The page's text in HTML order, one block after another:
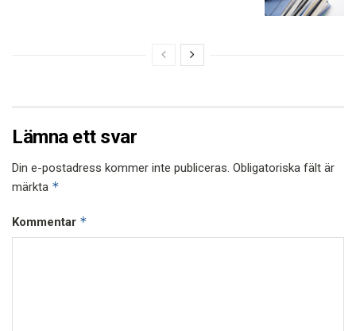
Lämna ett svar
Din e-postadress kommer inte publiceras. Obligatoriska fält är
märkta *
Kommentar *